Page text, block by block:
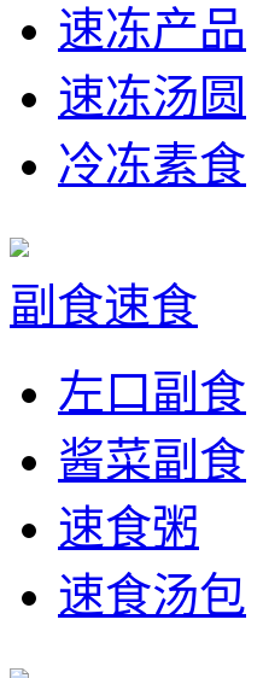
速冻产品
速冻汤圆
冷冻素食
副食速食
左口副食
酱菜副食
速食粥
速食汤包